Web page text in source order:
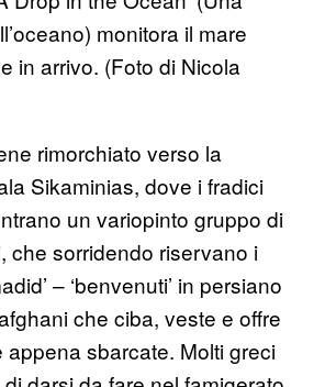
monitora il mare
in arrivo. (Foto di Nicola
rimorchiato verso la
Sikaminias, dove i fradici
un variopinto gruppo di
che sorridendo riservano i
– ‘benvenuti’ in persiano
che ciba, veste e offre
appena sbarcate. Molti greci